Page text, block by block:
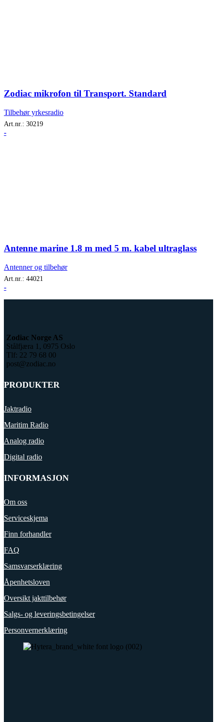
Zodiac mikrofon til Transport. Standard
Tilbehør yrkesradio
Art.nr.: 30219
-
Antenne marine 1.8 m med 5 m. kabel ultraglass
Antenner og tilbehør
Art.nr.: 44021
-
Zodiac Norge AS
Stålfjæra 1, 0975 Oslo
Tlf: 22 79 68 00
post@zodiac.no
PRODUKTER
Jaktradio
Maritim Radio
Analog radio
Digital radio
INFORMASJON
Om oss
Serviceskjema
Finn forhandler
FAQ
Samsvarserklæring
Åpenhetsloven
Oversikt jakttilbehør
Salgs- og leveringsbetingelser
Personvernerklæring